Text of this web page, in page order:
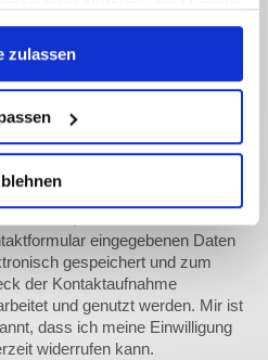
zulassen
eingegebenen Daten
gespeichert und zum
der Kontaktaufnahme
und genutzt werden. Mir ist
dass ich meine Einwilligung
widerrufen kann.